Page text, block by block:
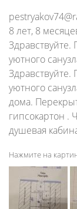
8 лет, 8
Здравствуйте.
уютного
Здравствуйте.
уютного
дома.
гипсокартон .
душевая
Нажмите на